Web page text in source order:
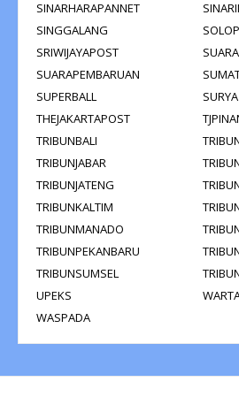
SINARHARAPANNET
SINGGALANG
SRIWIJAYAPOST
SUARAPEMBARUAN
SUPERBALL
SURYA
THEJAKARTAPOST
TRIBUNBALI
TRIBUNJABAR
TRIBUNJATENG
TRIBUNKALTIM
TRIBUNMANADO
TRIBUNPEKANBARU
TRIBUNSUMSEL
UPEKS
WASPADA